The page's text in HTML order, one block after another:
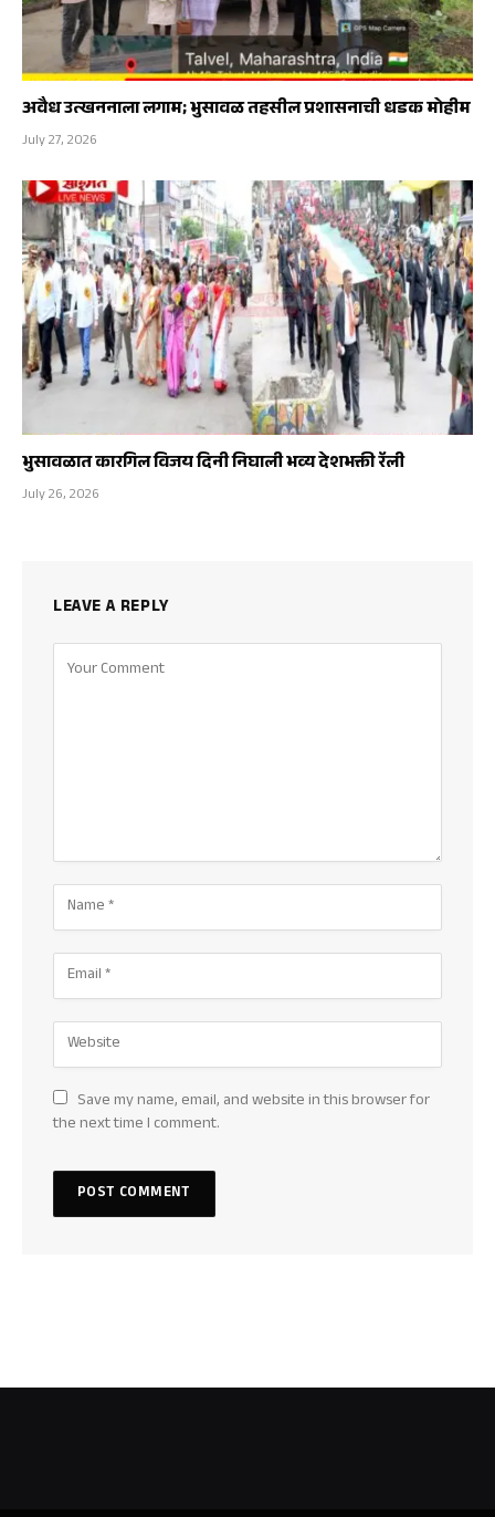
अवैध उत्खननाला लगाम; भुसावळ तहसील प्रशासनाची धडक मोहीम
July 27, 2026
भुसावळात कारगिल विजय दिनी निघाली भव्य देशभक्ती रॅली
July 26, 2026
LEAVE A REPLY
Save my name, email, and website in this browser for
the next time I comment.